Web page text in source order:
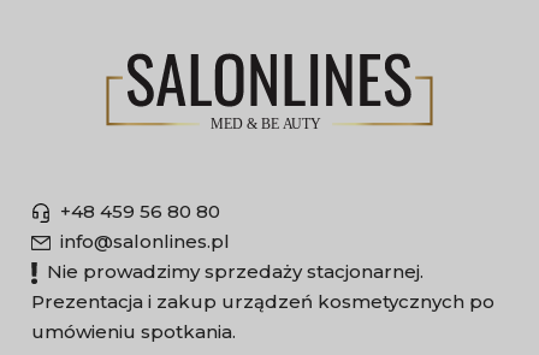
+48 459 56 80 80
info@salonlines.pl
Nie prowadzimy sprzedaży stacjonarnej.
Prezentacja i zakup urządzeń kosmetycznych po
umówieniu spotkania.